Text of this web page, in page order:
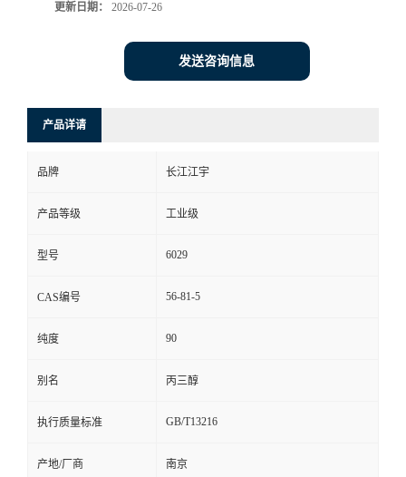
更新日期： 2026-07-26
发送咨询信息
产品详请
品牌 长江江宇
产品等级 工业级
型号 6029
CAS编号 56-81-5
纯度 90
别名 丙三醇
执行质量标准 GB/T13216
产地/厂商 南京